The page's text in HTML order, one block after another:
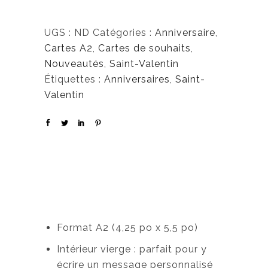
UGS : ND Catégories : Anniversaire,
Cartes A2, Cartes de souhaits,
Nouveautés, Saint-Valentin
Étiquettes : Anniversaires, Saint-
Valentin
Format A2 (4,25 po x 5,5 po)
Intérieur vierge : parfait pour y
écrire un message personnalisé